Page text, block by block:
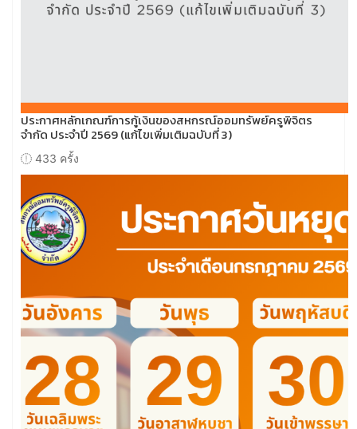
ประกาศหลักเกณฑ์การกู้เงินของสหกรณ์ออมทรัพย์ครูพิจิตร
จำกัด ประจำปี 2569 (แก้ไขเพิ่มเติมฉบับที่ 3)
433 ครั้ง